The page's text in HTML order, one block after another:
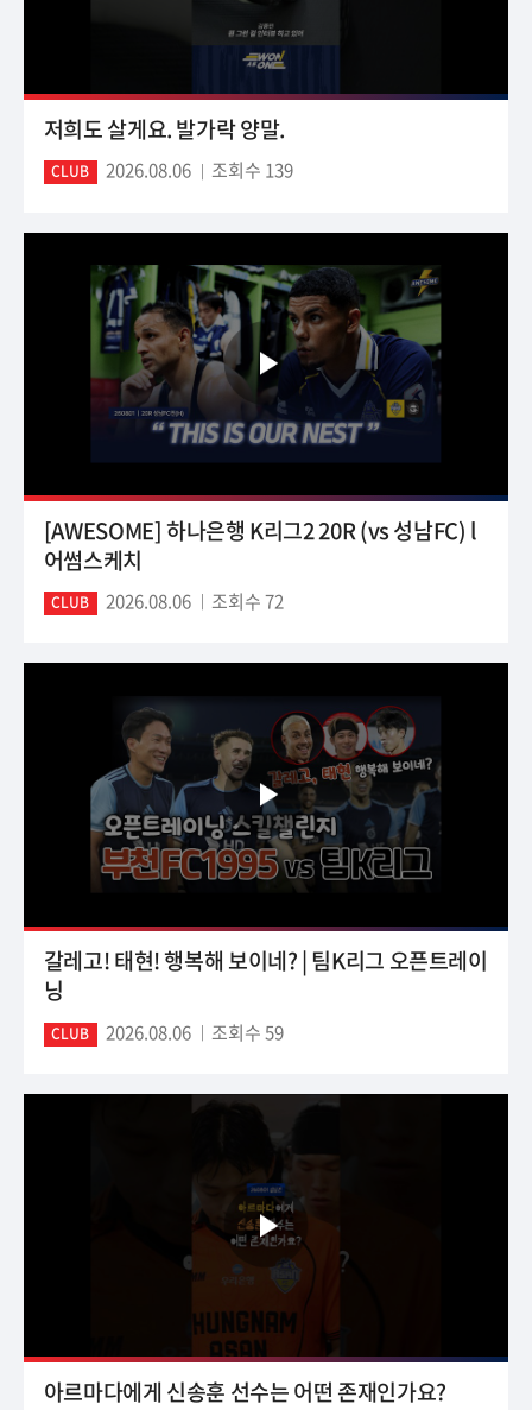
저희도 살게요. 발가락 양말.
CLUB 2026.08.06 조회수 139
[AWESOME] 하나은행 K리그2 20R (vs 성남FC) l
어썸스케치
CLUB 2026.08.06 조회수 72
갈레고! 태현! 행복해 보이네? | 팀K리그 오픈트레이
닝
CLUB 2026.08.06 조회수 59
아르마다에게 신송훈 선수는 어떤 존재인가요?